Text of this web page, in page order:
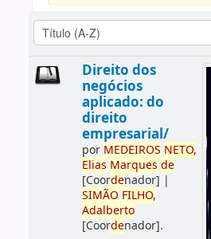
Direito dos
negócios
aplicado: do
direito
empresarial/
por MEDEIROS NETO,
Elias Marques de
[Coordenador] |
SIMÃO FILHO,
Adalberto
[Coordenador].